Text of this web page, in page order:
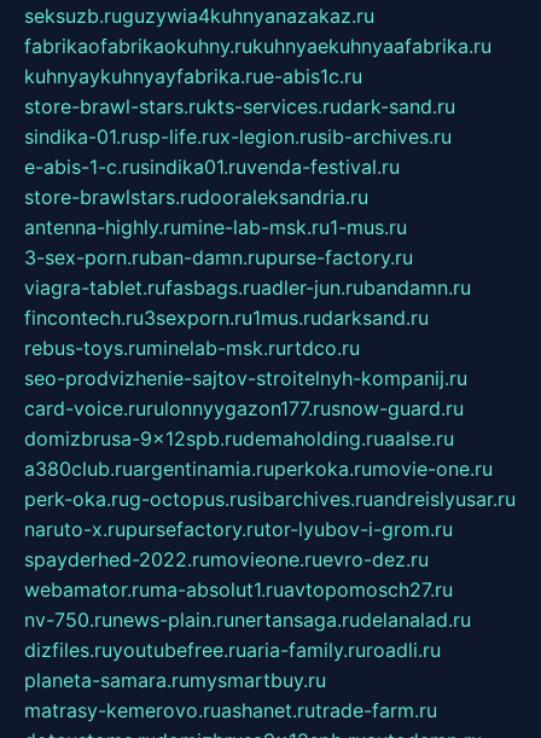
seksuzb.ruguzywia4kuhnyanazakaz.ru
fabrikaofabrikaokuhny.rukuhnyaekuhnyaafabrika.ru
kuhnyaykuhnyayfabrika.rue-abis1c.ru
store-brawl-stars.rukts-services.rudark-sand.ru
sindika-01.rusp-life.rux-legion.rusib-archives.ru
e-abis-1-c.rusindika01.ruvenda-festival.ru
store-brawlstars.rudooraleksandria.ru
antenna-highly.rumine-lab-msk.ru1-mus.ru
3-sex-porn.ruban-damn.rupurse-factory.ru
viagra-tablet.rufasbags.ruadler-jun.rubandamn.ru
fincontech.ru3sexporn.ru1mus.rudarksand.ru
rebus-toys.ruminelab-msk.rurtdco.ru
seo-prodvizhenie-sajtov-stroitelnyh-kompanij.ru
card-voice.rurulonnyygazon177.rusnow-guard.ru
domizbrusa-9x12spb.rudemaholding.ruaalse.ru
a380club.ruargentinamia.ruperkoka.rumovie-one.ru
perk-oka.rug-octopus.rusibarchives.ruandreislyusar.ru
naruto-x.rupursefactory.rutor-lyubov-i-grom.ru
spayderhed-2022.rumovieone.ruevro-dez.ru
webamator.ruma-absolut1.ruavtopomosch27.ru
nv-750.runews-plain.runertansaga.rudelanalad.ru
dizfiles.ruyoutubefree.ruaria-family.ruroadli.ru
planeta-samara.rumysmartbuy.ru
matrasy-kemerovo.ruashanet.rutrade-farm.ru